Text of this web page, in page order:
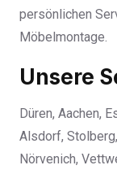
persönlichen
Möbelmontage.
Unsere
Düren, Aachen,
Alsdorf,
Nörvenich,